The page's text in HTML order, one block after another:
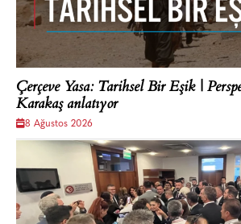
Çerçeve Yasa: Tarihsel Bir Eşik |
Karakaş anlatıyor
8 Ağustos 2026